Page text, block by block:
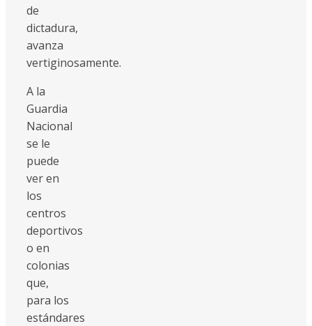
de
dictadura,
avanza
vertiginosamente.
A la
Guardia
Nacional
se le
puede
ver en
los
centros
deportivos
o en
colonias
que,
para los
estándares